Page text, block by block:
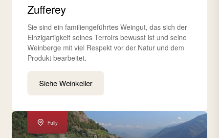
Zufferey
Sie sind ein familiengeführtes Weingut, das sich der
Einzigartigkeit seines Terroirs bewusst ist und seine
Weinberge mit viel Respekt vor der Natur und dem
Produkt bearbeitet.
Siehe Weinkeller
Fully